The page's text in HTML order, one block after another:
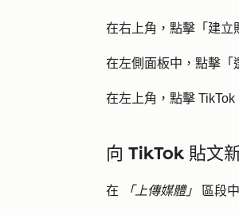
在右上角，點擊「 建立
在左側面板中，點擊「
在左上角，點擊 TikTok
向 TikTok 貼文
在 「上傳媒體」 區段